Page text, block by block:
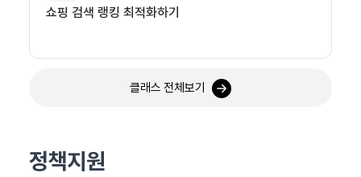
쇼핑 검색 랭킹 최적화하기
클래스 전체보기
정책지원